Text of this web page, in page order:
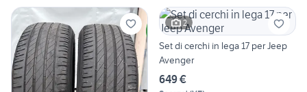
2
Set di cerchi in lega 17 per Jeep
Avenger
649 €